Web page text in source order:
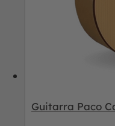
Guitarra Paco